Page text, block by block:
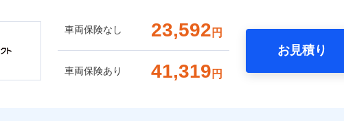
車両保険なし 23,592 円
車両保険あり 41,319 円
お見積り